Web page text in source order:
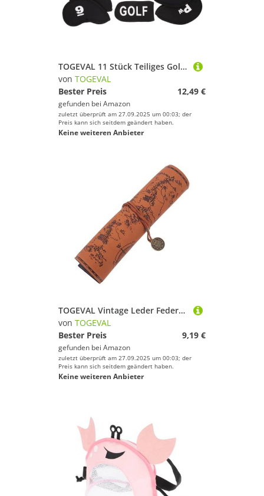
TOGEVAL 11 Stück Teiliges Golfschläger Headcover aus Elastischem Verschleißfestem Material Leichter Langlebiger Schutz für Putter und Schläger für Golfer und Vielseitig für Zuhause und
von TOGEVAL
Bester Preis
12,49 €
gefunden bei Amazon
zuletzt überprüft am 27.09.2025 um 00:03; der
Preis kann sich seitdem geändert haben.
Keine weiteren Anbieter
TOGEVAL Vintage Leder Federmäppchen mit Piraten Schatzdesign Muster Großes Rollmäppchen aus Braunem Leder Tragbare Stifttasche für Schule Künstlerbedarf und Kosmetik mit Praktischem
von TOGEVAL
Bester Preis
9,19 €
gefunden bei Amazon
zuletzt überprüft am 27.09.2025 um 00:03; der
Preis kann sich seitdem geändert haben.
Keine weiteren Anbieter